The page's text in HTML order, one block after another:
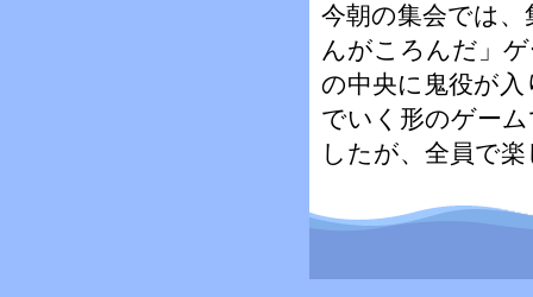
今朝の集会では
んがころんだ」
の中央に鬼役が
でいく形のゲー
したが、全員で